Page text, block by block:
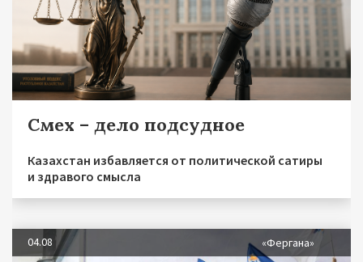
Смех – дело подсудное
Казахстан избавляется от политической сатиры
и здравого смысла
04.08 «Фергана»